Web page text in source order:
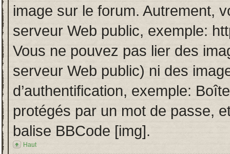
image sur le forum. Autrement,
serveur Web public, exemple:
Vous ne pouvez pas lier des
serveur Web public) ni des
d’authentification, exemple:
protégés par un mot de passe,
balise BBCode [img].
Haut